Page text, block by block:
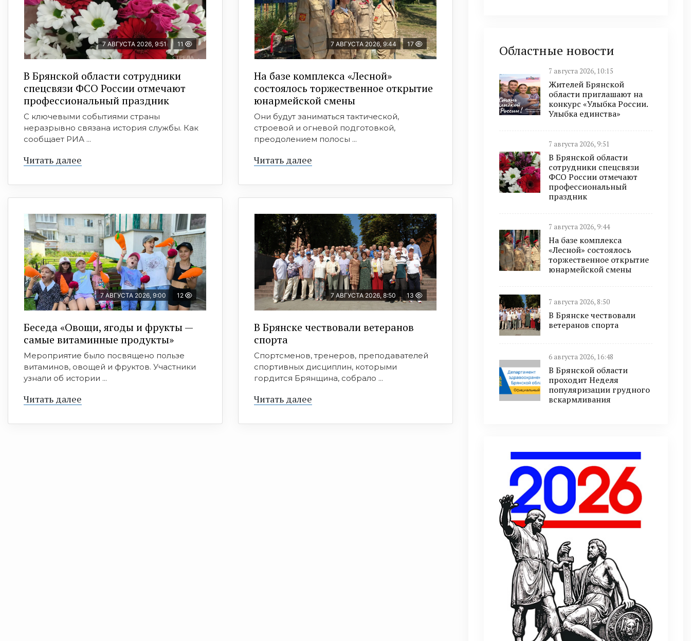
7 АВГУСТА 2026, 9:51 11
В Брянской области сотрудники
спецсвязи ФСО России отмечают
профессиональный праздник
С ключевыми событиями страны
неразрывно связана история службы. Как
сообщает РИА ...
Читать далее
7 АВГУСТА 2026, 9:44 17
На базе комплекса «Лесной»
состоялось торжественное открытие
юнармейской смены
Они будут заниматься тактической,
строевой и огневой подготовкой,
преодолением полосы ...
Читать далее
7 АВГУСТА 2026, 9:00 12
Беседа «Овощи, ягоды и фрукты —
самые витаминные продукты»
Мероприятие было посвящено пользе
витаминов, овощей и фруктов. Участники
узнали об истории ...
Читать далее
7 АВГУСТА 2026, 8:50 13
В Брянске чествовали ветеранов
спорта
Спортсменов, тренеров, преподавателей
спортивных дисциплин, которыми
гордится Брянщина, собрало ...
Читать далее
Областные новости
7 августа 2026, 10:15
Жителей Брянской
области приглашают на
конкурс «Улыбка России.
Улыбка единства»
7 августа 2026, 9:51
В Брянской области
сотрудники спецсвязи
ФСО России отмечают
профессиональный
праздник
7 августа 2026, 9:44
На базе комплекса
«Лесной» состоялось
торжественное открытие
юнармейской смены
7 августа 2026, 8:50
В Брянске чествовали
ветеранов спорта
6 августа 2026, 16:48
В Брянской области
проходит Неделя
популяризации грудного
вскармливания